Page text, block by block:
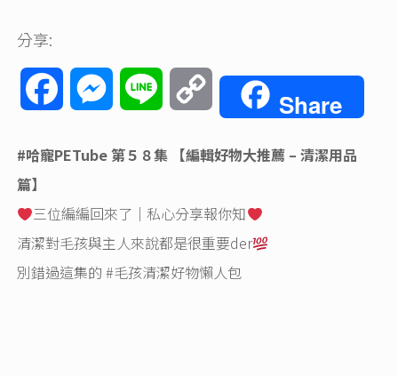
分享:
FacebookMessenger
Line
Copy
Share
#哈寵PETube第５８集 【編輯好物大推薦 – 清潔用品
篇】
三位編編回來了｜私心分享報你知
清潔對毛孩與主人來說都是很重要der
別錯過這集的#毛孩清潔好物懶人包